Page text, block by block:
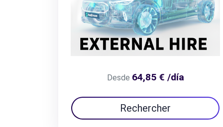
Desde 64,85 € /día
Rechercher